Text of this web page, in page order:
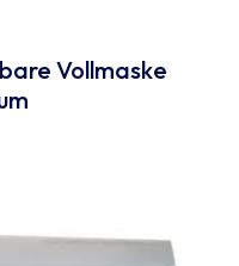
Vollmaske